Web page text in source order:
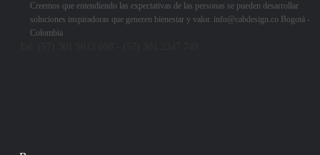
Creemos que entendiendo las expectativas de las personas se pueden desarrollar
soluciones inspiradoras que generen bienestar y valor. info@cabdesign.co Bogotá -
Colombia